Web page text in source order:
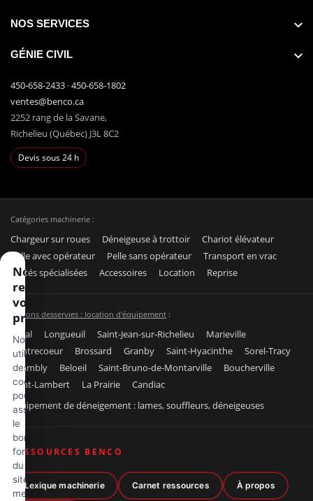
NOS SERVICES
GÉNIE CIVIL
450-658-2433 ·450-658-1802
ventes@benco.ca
2252 rang de la Savane,
Richelieu (Québec) J3L 8C2
Devis sous 24 h
Catégories machinerie :
Chargeur sur roues Déneigeuse à trottoir
Chariot élévateur
Pelle avec opérateur
Pelle sans opérateur
Transport en vrac
Unités spécialisées
Accessoires Location Reprise
Régions desservies : location d'équipement :
Laval Longueuil Saint-Jean-sur-Richelieu
Marieville
Contrecoeur
Brossard Granby Saint-Hyacinthe
Sorel-Tracy
Chambly
Beloeil Saint-Bruno-de-Montarville
Boucherville
Saint-Lambert
La Prairie
Candiac
Équipement de déneigement : lames, souffleurs, déneigeuses
RESSOURCES BENCO
Lexique machinerie Carnet ressources À propos
Nous
respectons
votre vie
privée
Nous
utilisons
des
cookies
pour
assurer
le
bon
fonctionnement
du
site,
mesurer